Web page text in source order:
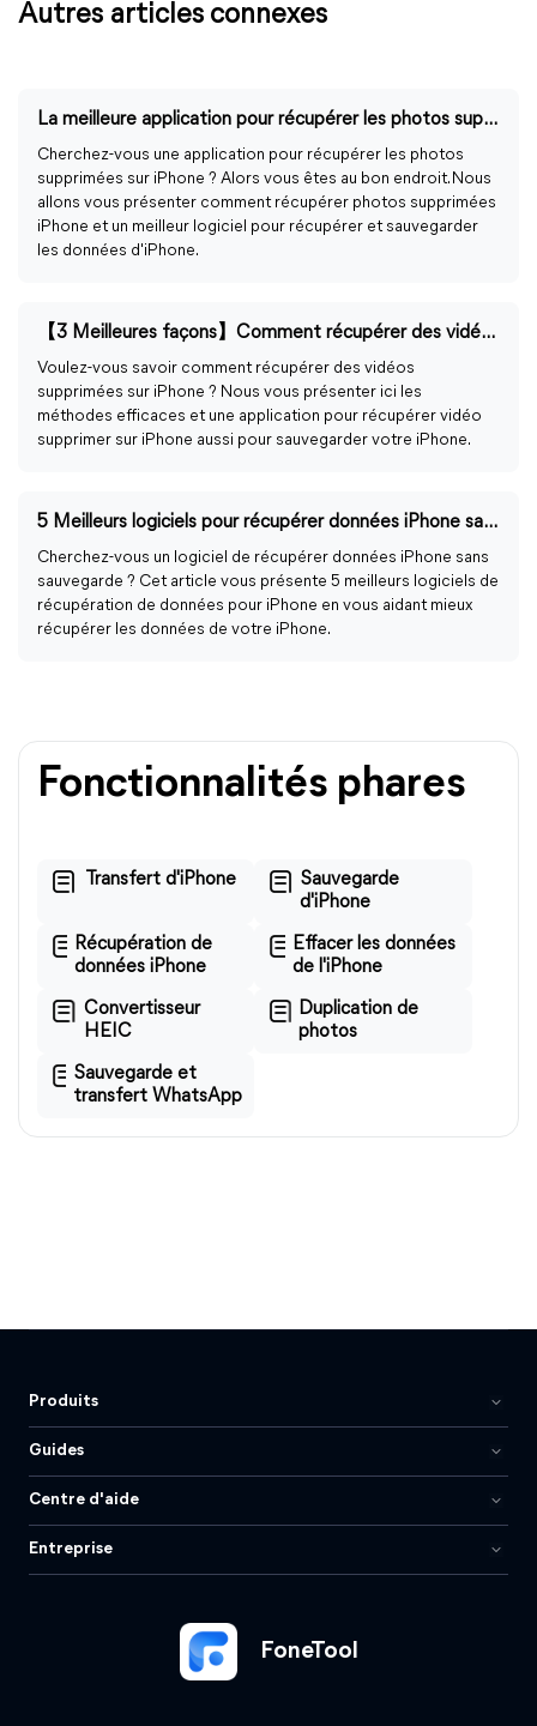
Autres articles connexes
La meilleure application pour récupérer les photos supprimées sur iPhone !
Cherchez-vous une application pour récupérer les photos
supprimées sur iPhone ? Alors vous êtes au bon endroit. Nous
allons vous présenter comment récupérer photos supprimées
iPhone et un meilleur logiciel pour récupérer et sauvegarder
les données d'iPhone.
【3 Meilleures façons】Comment récupérer des vidéos supprimées sur iPhone
Voulez-vous savoir comment récupérer des vidéos
supprimées sur iPhone ? Nous vous présenter ici les
méthodes efficaces et une application pour récupérer vidéo
supprimer sur iPhone aussi pour sauvegarder votre iPhone.
5 Meilleurs logiciels pour récupérer données iPhone sans sauvegarde
Cherchez-vous un logiciel de récupérer données iPhone sans
sauvegarde ? Cet article vous présente 5 meilleurs logiciels de
récupération de données pour iPhone en vous aidant mieux
récupérer les données de votre iPhone.
Fonctionnalités phares
Transfert d'iPhone
Sauvegarde
d'iPhone
Récupération de
données iPhone
Effacer les données
de l'iPhone
Convertisseur
HEIC
Duplication de
photos
Sauvegarde et
transfert WhatsApp
FoneTool
Produits
Guides
Centre d'aide
Entreprise